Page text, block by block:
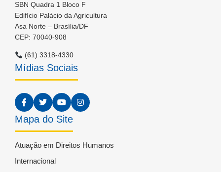
SBN Quadra 1 Bloco F
Edifício Palácio da Agricultura
Asa Norte – Brasília/DF
CEP: 70040-908
(61) 3318-4330
Mídias Sociais
Mapa do Site
Atuação em Direitos Humanos
Internacional